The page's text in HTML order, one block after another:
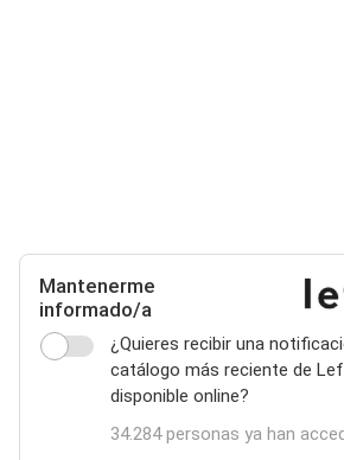
Mantenerme
informado/a
¿Quieres recibir una
catálogo más reciente de
disponible online?
34.284 personas ya han